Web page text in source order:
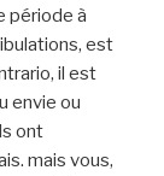
période à
est
il est
envie ou
ont
mais vous,